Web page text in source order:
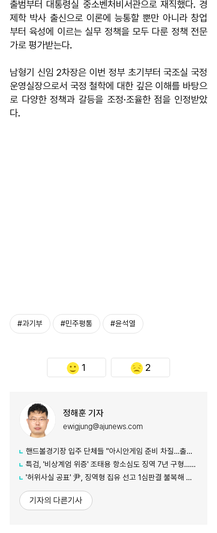
출범부터 대통령실 중소벤처비서관으로 재직했다. 경
제학 박사 출신으로 이론에 능통할 뿐만 아니라 창업
부터 육성에 이르는 실무 정책을 모두 다룬 정책 전문
가로 평가받는다.
남형기 신임 2차장은 이번 정부 초기부터 국조실 국정
운영실장으로서 국정 철학에 대한 깊은 이해를 바탕으
로 다양한 정책과 갈등을 조정·조율한 점을 인정받았
다.
#과기부 #민주평통 #윤석열
1 2
정해훈 기자
ewigjung@ajunews.com
핸드볼경기장 입주 단체들 "아시안게임 준비 차질…출입 협조 간곡히 요청"
특검, '비상계엄 위증' 조태용 항소심도 징역 7년 구형…내달 19일 선고
'허위사실 공표' 尹, 징역형 집유 선고 1심판결 불복해 항소
기자의 다른기사